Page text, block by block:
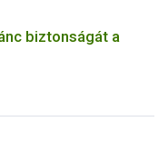
biztonságát a